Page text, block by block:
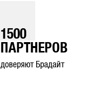
1500
ПАРТНЕРОВ
доверяют Брадайт